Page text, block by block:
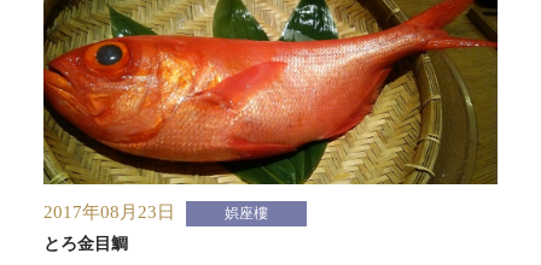
2017年08月23日 娯座樓
とろ金目鯛